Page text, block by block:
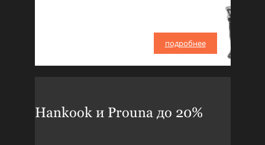
подробнее
Hankook и Prouna до 20%